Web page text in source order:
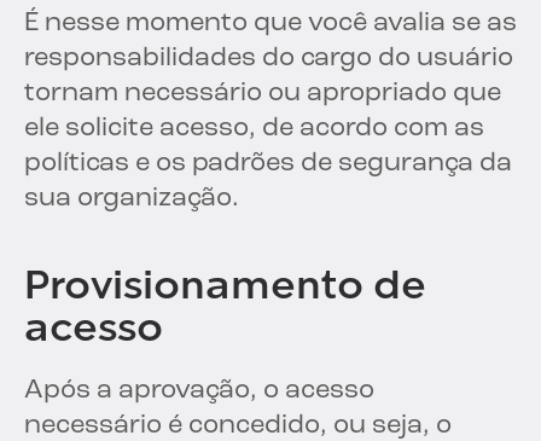
É nesse momento que você avalia se as
responsabilidades do cargo do usuário
tornam necessário ou apropriado que
ele solicite acesso, de acordo com as
políticas e os padrões de segurança da
sua organização.
Provisionamento de
acesso
Após a aprovação, o acesso
necessário é concedido, ou seja, o